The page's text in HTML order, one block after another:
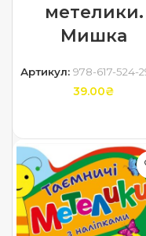
метелики.
Мишка
Артикул: 978-617-524-
39.00₴